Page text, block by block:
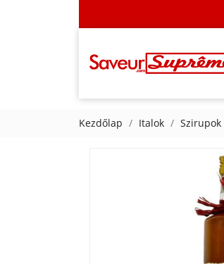
Kezdőlap Italok Szirupok